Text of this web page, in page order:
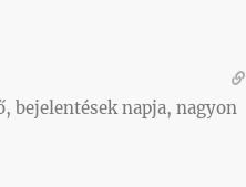
bejelentések napja, nagyon